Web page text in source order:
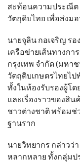
สะท้อนความประณีต
วัตถุดิบไทย เพื่อส่งม
นายจุลิน กอเจริญ ร
เครือข่ายเส้นทางก
กรุงเทพ จำกัด (มหา
วัตถุดิบเกษตรไทยไ
ทั้งในห้องรับรองผู้โ
และเรื่องราวของสิน
ชาวต่างชาติ พร้อมช่
ฐานราก
นายวิทยากร กล่าวว่
หลากหลาย ทั้งกลุ่มป